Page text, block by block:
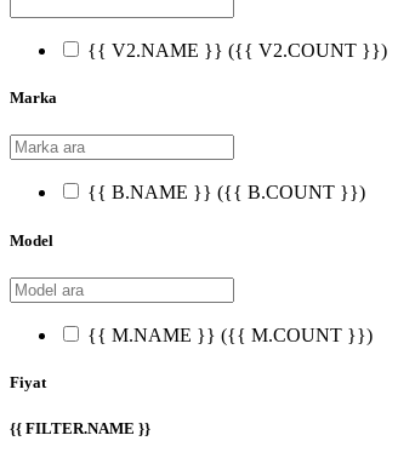
{{ V2.NAME }} ({{ V2.COUNT }})
Marka
{{ B.NAME }} ({{ B.COUNT }})
Model
{{ M.NAME }} ({{ M.COUNT }})
Fiyat
{{ FILTER.NAME }}